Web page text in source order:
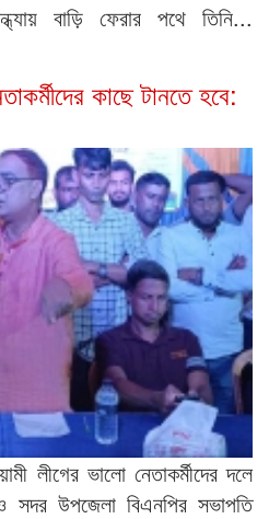
বাড়ি ফেরার পথে তিনি...
কাছে টানতে হবে:
লীগের ভালো নেতাকর্মীদের দলে
সদর উপজেলা বিএনপির সভাপতি